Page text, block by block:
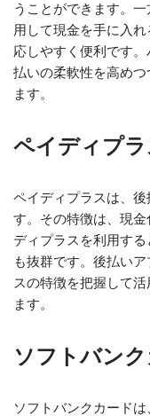
うことができます。
用して現金を手に入
応しやすく便利です
払いの柔軟性を高め
ます。
ペイディプ
ペイディプラスは、
す。その特徴は、現
ディプラスを利用す
も抜群です。後払い
スの特徴を把握して
ます。
ソフトバン
ソフトバンクカード